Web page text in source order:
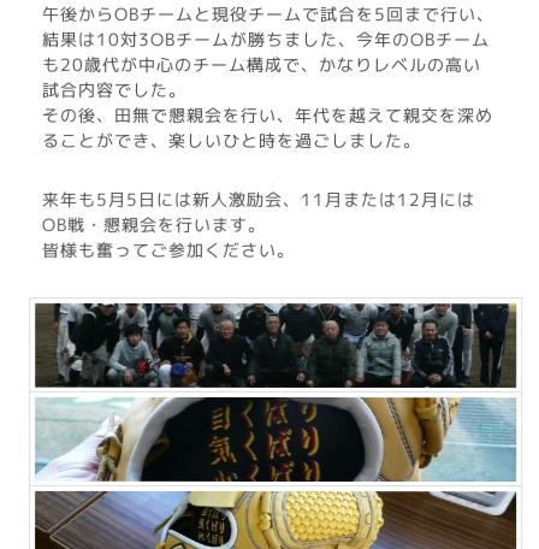
午後からOBチームと現役チームで試合を5回まで行い、
結果は10対3OBチームが勝ちました、今年のOBチーム
も20歳代が中心のチーム構成で、かなりレベルの高い
試合内容でした。
その後、田無で懇親会を行い、年代を越えて親交を深め
ることができ、楽しいひと時を過ごしました。
来年も5月5日には新人激励会、11月または12月には
OB戦・懇親会を行います。
皆様も奮ってご参加ください。